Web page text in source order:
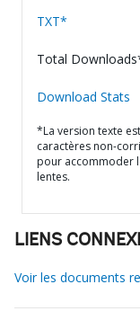
TXT*
Total
Download Stats
*La version texte
caractères non-
pour accommoder
lentes.
LIENS
Voir les documents